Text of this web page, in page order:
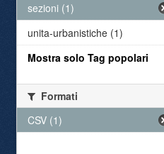
sezioni (1)
unita-urbanistiche (1)
Mostra solo Tag popolari
Formati
CSV (1)